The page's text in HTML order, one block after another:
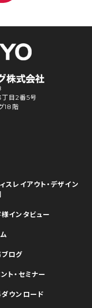
目2番5号
18階
スレイアウト・デザイン
インタビュー
ログ
ト・セミナー
ウンロード